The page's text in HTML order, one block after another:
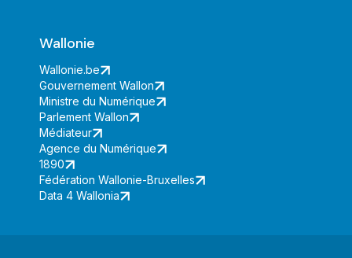
Wallonie
Wallonie.be
Gouvernement Wallon
Ministre du Numérique
Parlement Wallon
Médiateur
Agence du Numérique
1890
Fédération Wallonie-Bruxelles
Data 4 Wallonia